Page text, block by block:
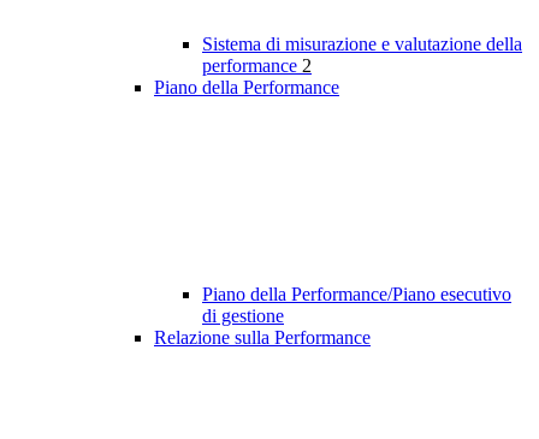
Sistema di misurazione e valutazione della
performance 2
Piano della Performance
Piano della Performance/Piano esecutivo
di gestione
Relazione sulla Performance